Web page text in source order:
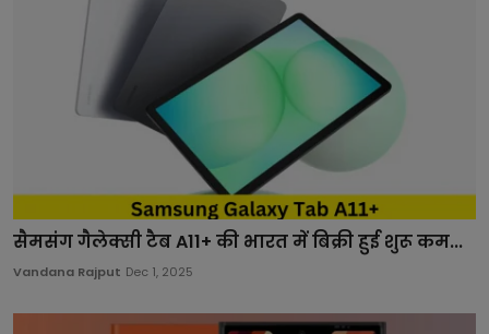
सैमसंग गैलेक्सी टैब A11+ की भारत में बिक्री हुई शुरू कम...
Vandana Rajput Dec 1, 2025